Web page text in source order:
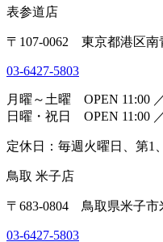
表参道店
〒107-0062 東京都港区南
03-6427-5803
月曜～土曜 OPEN 11:00
日曜・祝日 OPEN 11:00
定休日：毎週火曜日、第1
鳥取 米子店
〒683-0804 鳥取県米子市
03-6427-5803